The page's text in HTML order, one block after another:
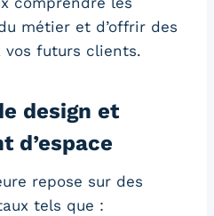
métier et d’offrir des
vos futurs clients.
design et
d’espace
repose sur des
tels que :